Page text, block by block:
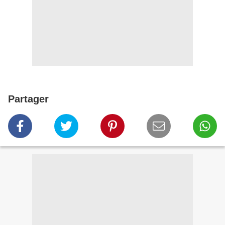
Partager